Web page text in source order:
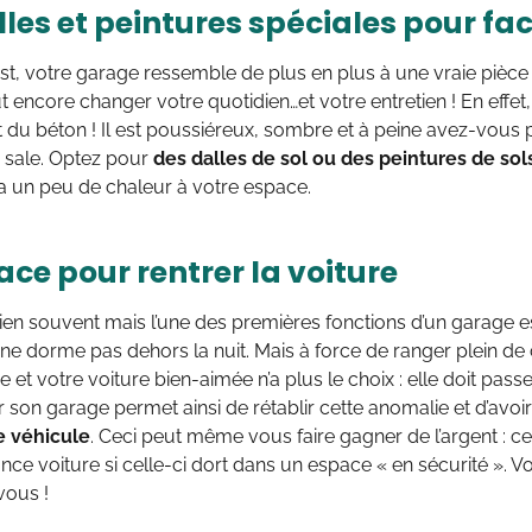
et peintures spéciales pour
votre garage ressemble de plus en plus à une vraie
encore changer votre quotidien…et votre entretien ! En
du béton ! Il est poussiéreux, sombre et à peine avez-vous
sale. Optez pour des dalles de sol ou des peintures de
un peu de chaleur à votre espace.
pour rentrer la voiture
souvent mais l’une des premières fonctions d’un
dorme pas dehors la nuit. Mais à force de ranger plein de
et votre voiture bien-aimée n’a plus le choix : elle doit
son garage permet ainsi de rétablir cette anomalie et
véhicule. Ceci peut même vous faire gagner de l’argent :
voiture si celle-ci dort dans un espace « en sécurité ».
!